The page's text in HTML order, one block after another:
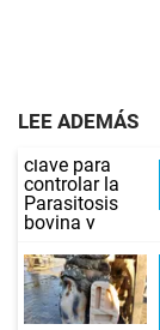
LEE ADEMÁS